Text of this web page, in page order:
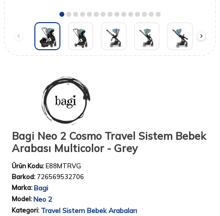
Bagi Neo 2 Cosmo Travel Sistem Bebek
Arabası Multicolor - Grey
Ürün Kodu:E88MTRVG
Barkod: 726569532706
Marka:Bagi
Model:Neo 2
Kategori: Travel Sistem Bebek Arabaları